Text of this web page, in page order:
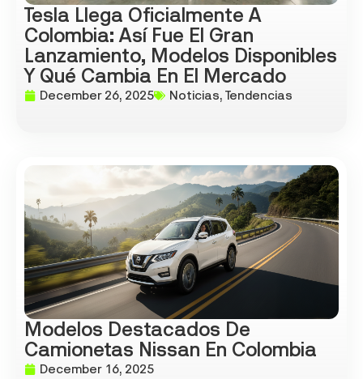
Tesla Llega Oficialmente A
Colombia: Así Fue El Gran
Lanzamiento, Modelos Disponibles
Y Qué Cambia En El Mercado
December 26, 2025 Noticias,Tendencias
Modelos Destacados De
Camionetas Nissan En Colombia
December 16, 2025